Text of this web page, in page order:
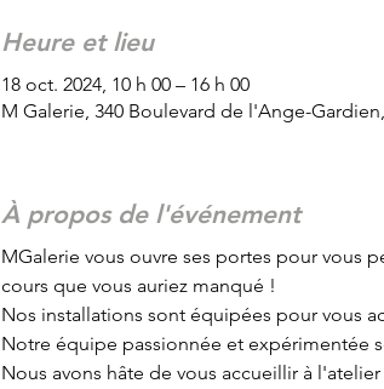
Heure et lieu
18 oct. 2024, 10 h 00 – 16 h 00
M Galerie, 340 Boulevard de l'Ange-
À propos de l'événement
MGalerie vous ouvre ses portes pour vous
cours que vous auriez manqué !
Nos installations sont équipées pour vous
Notre équipe passionnée et expérimentée
Nous avons hâte de vous accueillir à